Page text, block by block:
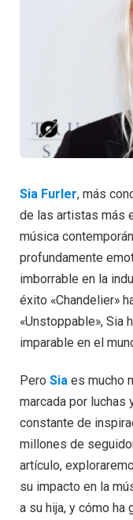
Sia Furler, más
de las artistas más
música
profundamente
imborrable en la
éxito «Chandelier»
«Unstoppable», Sia
imparable en el
Pero Sia es mucho
marcada por luchas
constante de
millones de
artículo,
su impacto en la
a su hija, y cómo